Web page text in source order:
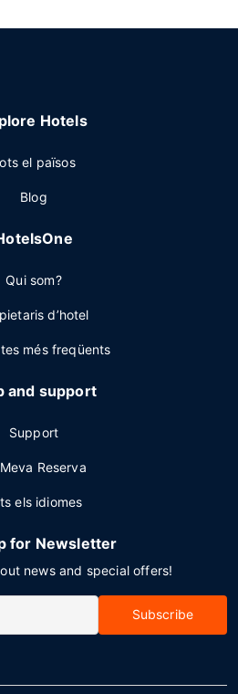
Hotels
el països
Blog
Qui som?
d’hotel
més freqüents
and support
Support
Reserva
els idiomes
for Newsletter
news and special offers!
Subscribe